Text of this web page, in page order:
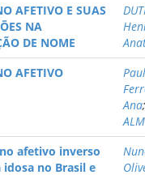
AFETIVO E SUAS
NA
DE NOME
AFETIVO
Ana;
afetivo inverso
idosa no Brasil e